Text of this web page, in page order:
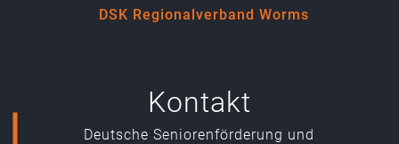
DSK Regionalverband Worms
Kontakt
Deutsche Seniorenförderung und